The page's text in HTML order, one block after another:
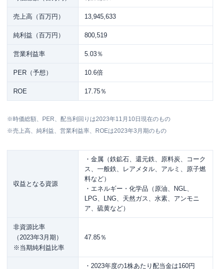
売上高（百万円） 13,945,633
純利益（百万円） 800,519
営業利益率 5.03％
PER（予想） 10.6倍
ROE 17.75％
※時価総額、PER、配当利回りは2023年11月10日現在のもの
※売上高、純利益、営業利益率、ROEは2023年3月期のもの
収益となる資源
・金属（鉄鉱石、還元鉄、原料炭、コーク
ス、一般鉄、レアメタル、アルミ、原子燃
料など）
・エネルギー・化学品（原油、NGL、
LPG、LNG、天然ガス、水素、アンモニ
ア、硫黄など）
非資源比率
（2023年3月期）
※当期純利益比率
47.85％
・2023年度の1株あたり配当金は160円